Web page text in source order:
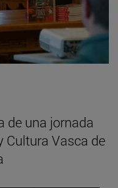
de una jornada
Cultura Vasca de